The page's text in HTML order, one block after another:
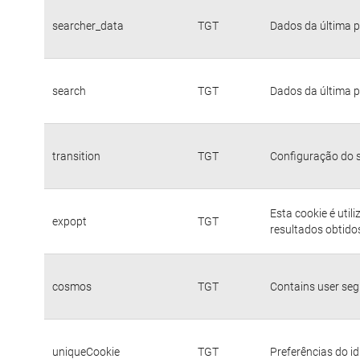
searcher_data TGT Dados da última
search TGT Dados da última
transition TGT Configuração do
expopt TGT
Esta cookie é
resultados
cosmos TGT Contains user
uniqueCookie TGT Preferências do